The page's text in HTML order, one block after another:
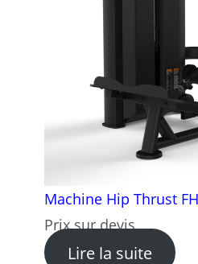
Machine Hip Thrust
Prix sur devis
Lire la suite: